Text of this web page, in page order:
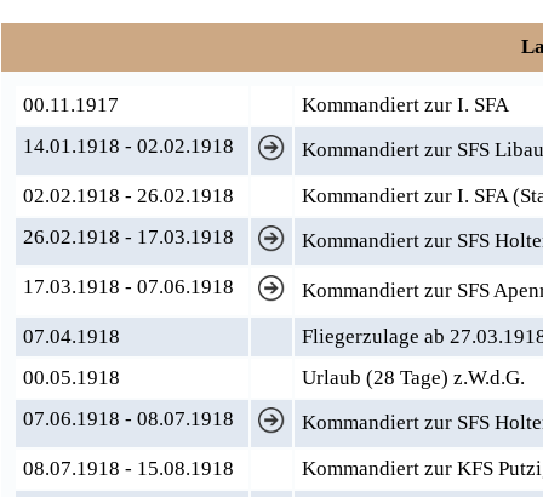
00.11.1917
Kommandiert zur I. SFA
14.01.1918 - 02.02.1918
Kommandiert zur SFS
02.02.1918 - 26.02.1918
Kommandiert zur I. SFA
26.02.1918 - 17.03.1918
Kommandiert zur SFS
17.03.1918 - 07.06.1918
Kommandiert zur SFS
07.04.1918
Fliegerzulage ab
00.05.1918
Urlaub (28 Tage) z.W.d.G.
07.06.1918 - 08.07.1918
Kommandiert zur SFS
08.07.1918 - 15.08.1918
Kommandiert zur KFS